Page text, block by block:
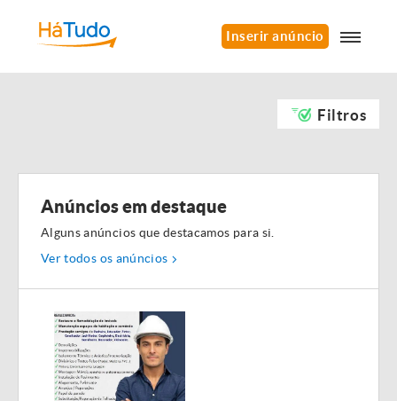
Inserir anúncio
Filtros
Anúncios em destaque
Alguns anúncios que destacamos para si.
Ver todos os anúncios